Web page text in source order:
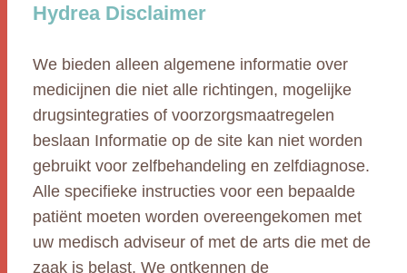
Hydrea Disclaimer
We bieden alleen algemene informatie over
medicijnen die niet alle richtingen, mogelijke
drugsintegraties of voorzorgsmaatregelen
beslaan Informatie op de site kan niet worden
gebruikt voor zelfbehandeling en zelfdiagnose.
Alle specifieke instructies voor een bepaalde
patiënt moeten worden overeengekomen met
uw medisch adviseur of met de arts die met de
zaak is belast. We ontkennen de